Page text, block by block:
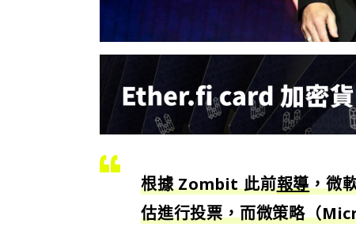
根據 Zombit 此前報導，微
估進行投票，而微策略（